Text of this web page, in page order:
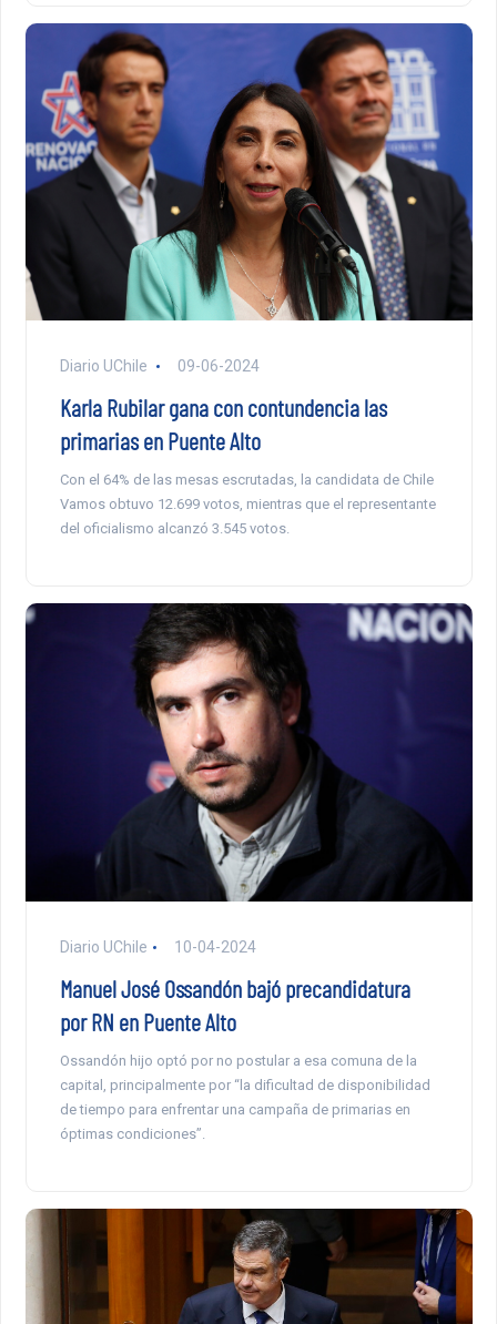
Diario UChile 09-06-2024
Karla Rubilar gana con contundencia las
primarias en Puente Alto
Con el 64% de las mesas escrutadas, la candidata de Chile
Vamos obtuvo 12.699 votos, mientras que el representante
del oficialismo alcanzó 3.545 votos.
Diario UChile 10-04-2024
Manuel José Ossandón bajó precandidatura
por RN en Puente Alto
Ossandón hijo optó por no postular a esa comuna de la
capital, principalmente por “la dificultad de disponibilidad
de tiempo para enfrentar una campaña de primarias en
óptimas condiciones”.